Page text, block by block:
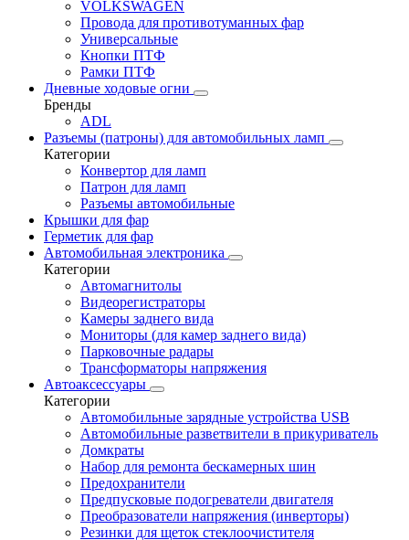
VOLKSWAGEN
Провода для противотуманных фар
Универсальные
Кнопки ПТФ
Рамки ПТФ
Дневные ходовые огни
Бренды
ADL
Разъемы (патроны) для автомобильных ламп
Категории
Конвертор для ламп
Патрон для ламп
Разъемы автомобильные
Крышки для фар
Герметик для фар
Автомобильная электроника
Категории
Автомагнитолы
Видеорегистраторы
Камеры заднего вида
Мониторы (для камер заднего вида)
Парковочные радары
Трансформаторы напряжения
Автоаксессуары
Категории
Автомобильные зарядные устройства USB
Автомобильные разветвители в прикуриватель
Домкраты
Набор для ремонта бескамерных шин
Предохранители
Предпусковые подогреватели двигателя
Преобразователи напряжения (инверторы)
Резинки для щеток стеклоочистителя